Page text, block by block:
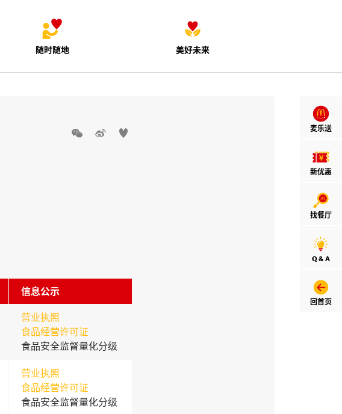
随时随地 美好未来
麦乐送
新优惠
找餐厅
Q & A
回首页
  
信息公示
营业执照
食品经营许可证
食品安全监督量化分级
营业执照
食品经营许可证
食品安全监督量化分级